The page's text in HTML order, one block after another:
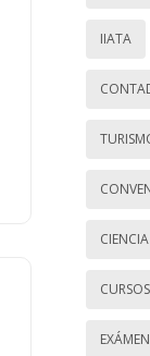
IIATA
CURSOS